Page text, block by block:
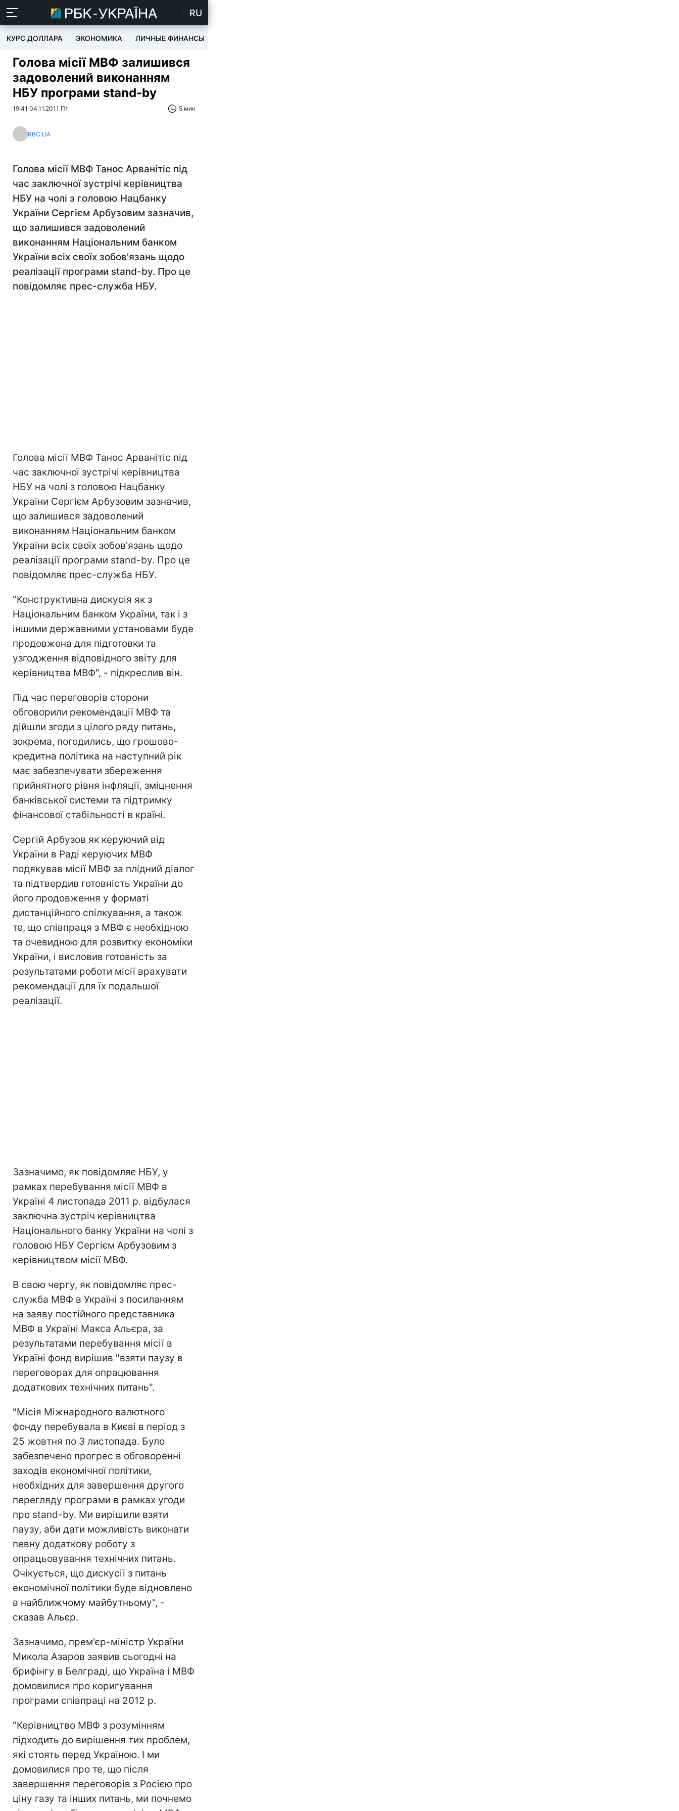
RU
КУРС ДОЛЛАРА ЭКОНОМИКА ЛИЧНЫЕ ФИНАНСЫ
Голова місії МВФ залишився
задоволений виконанням
НБУ програми stand-by
19:41 04.11.2011 Пт 5 мин
RBC.UA
Голова місії МВФ Танос Арванітіс під
час заключної зустрічі керівництва
НБУ на чолі з головою Нацбанку
України Сергієм Арбузовим зазначив,
що залишився задоволений
виконанням Національним банком
України всіх своїх зобов'язань щодо
реалізації програми stand-by. Про це
повідомляє прес-служба НБУ.
Голова місії МВФ Танос Арванітіс під
час заключної зустрічі керівництва
НБУ на чолі з головою Нацбанку
України Сергієм Арбузовим зазначив,
що залишився задоволений
виконанням Національним банком
України всіх своїх зобов'язань щодо
реалізації програми stand-by. Про це
повідомляє прес-служба НБУ.
"Конструктивна дискусія як з
Національним банком України, так і з
іншими державними установами буде
продовжена для підготовки та
узгодження відповідного звіту для
керівництва МВФ", - підкреслив він.
Під час переговорів сторони
обговорили рекомендації МВФ та
дійшли згоди з цілого ряду питань,
зокрема, погодились, що грошово-
кредитна політика на наступний рік
має забезпечувати збереження
прийнятного рівня інфляції, зміцнення
банківської системи та підтримку
фінансової стабільності в країні.
Сергій Арбузов як керуючий від
України в Раді керуючих МВФ
подякував місії МВФ за плідний діалог
та підтвердив готовність України до
його продовження у форматі
дистанційного спілкування, а також
те, що співпраця з МВФ є необхідною
та очевидною для розвитку економіки
України, і висловив готовність за
результатами роботи місії врахувати
рекомендації для їх подальшої
реалізації.
Зазначимо, як повідомляє НБУ, у
рамках перебування місії МВФ в
Україні 4 листопада 2011 р. відбулася
заключна зустріч керівництва
Національного банку України на чолі з
головою НБУ Сергієм Арбузовим з
керівництвом місії МВФ.
В свою чергу, як повідомляє прес-
служба МВФ в Україні з посиланням
на заяву постійного представника
МВФ в Україні Макса Альєра, за
результатами перебування місії в
Україні фонд вирішив "взяти паузу в
переговорах для опрацювання
додаткових технічних питань".
"Місія Міжнародного валютного
фонду перебувала в Києві в період з
25 жовтня по 3 листопада. Було
забезпечено прогрес в обговоренні
заходів економічної політики,
необхідних для завершення другого
перегляду програми в рамках угоди
про stand-by. Ми вирішили взяти
паузу, аби дати можливість виконати
певну додаткову роботу з
опрацьовування технічних питань.
Очікується, що дискусії з питань
економічної політики буде відновлено
в найближчому майбутньому", -
сказав Альєр.
Зазначимо, прем'єр-міністр України
Микола Азаров заявив сьогодні на
брифінгу в Белграді, що Україна і МВФ
домовилися про коригування
програми співпраці на 2012 р.
"Керівництво МВФ з розумінням
підходить до вирішення тих проблем,
які стоять перед Україною. І ми
домовилися про те, що після
завершення переговорів з Росією про
ціну газу та інших питань, ми почнемо